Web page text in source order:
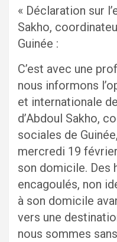
« Déclaration sur
Sakho,
Guinée :
C’est avec une
nous informons
et internationale
d’Abdoul Sakho,
sociales de
mercredi 19
son domicile. Des
encagoulés, non
à son domicile
vers une
nous sommes